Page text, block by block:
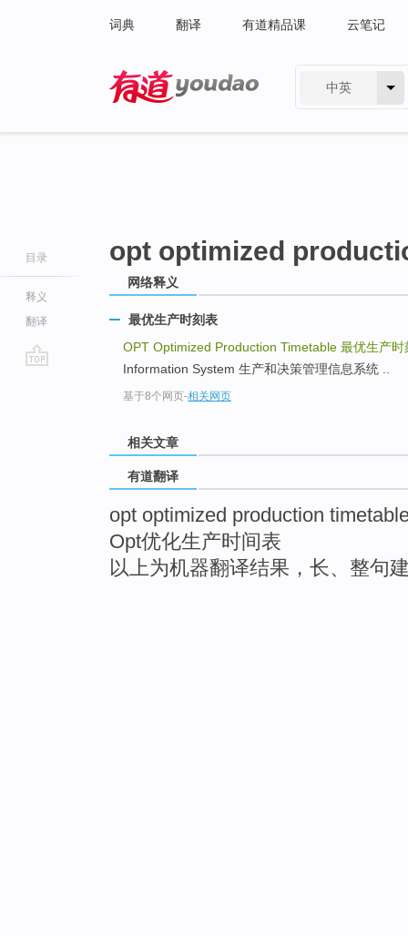
词典 翻译 有道精品课 云笔记
中英
目录
释义
翻译
opt optimized
网络释义
最优生产时刻表
OPT Optimized Production Timetable 最优生产时
Information System 生产和决策管理信息系统 ..
基于8个网页-相关网页
相关文章
有道翻译
opt optimized production
Opt优化生产时间表
以上为机器翻译结果，长、整句